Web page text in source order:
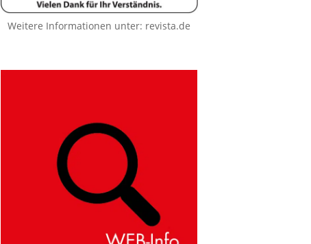
Weitere Informationen unter: revista.de